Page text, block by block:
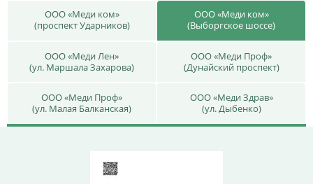
ООО «Меди ком»
(проспект Ударников)
ООО «Меди ком»
(Выборгское шоссе)
ООО «Меди Лен»
(ул. Маршала Захарова)
ООО «Меди Проф»
(Дунайский проспект)
ООО «Меди Проф»
(ул. Малая Балканская)
ООО «Меди Здрав»
(ул. Дыбенко)